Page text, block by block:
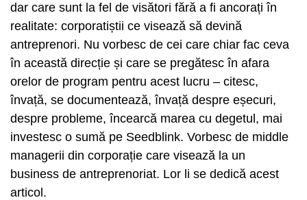
dar care sunt la fel de visători fără a fi ancorați în
realitate: corporatiștii ce visează să devină
antreprenori. Nu vorbesc de cei care chiar fac ceva
în această direcție și care se pregătesc în afara
orelor de program pentru acest lucru – citesc,
învață, se documentează, învață despre eșecuri,
despre probleme, încearcă marea cu degetul, mai
investesc o sumă pe Seedblink. Vorbesc de middle
managerii din corporație care visează la un
business de antreprenoriat. Lor li se dedică acest
articol.